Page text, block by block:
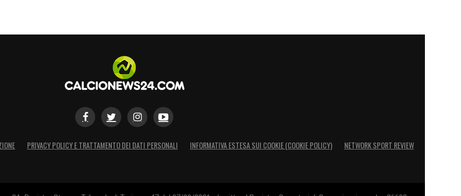
PRIVACY POLICY E TRATTAMENTO DEI DATI PERSONALI INFORMATIVA ESTESA SUI COOKIE (COOKIE POLICY) NETWORK SPORT REVIEW